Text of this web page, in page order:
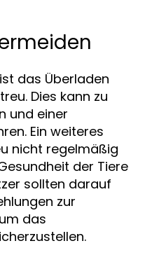
das Überladen
Dies kann zu
und einer
Ein weiteres
nicht regelmäßig
der Tiere
sollten darauf
zur
das